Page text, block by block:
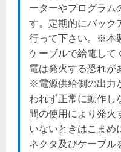
ーターやプログラム
す。定期的にバック
行って下さい。※本
ケーブルで給電して
電は発火する恐れが
※電源供給側の出力
われず正常に動作
間の使用により発火
いないときはこま
ネクタ及びケーブル